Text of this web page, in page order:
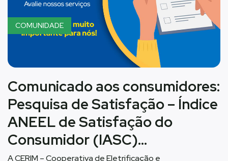
COMUNIDADE
Comunicado aos consumidores:
Pesquisa de Satisfação – Índice
ANEEL de Satisfação do
Consumidor (IASC)…
A CERIM – Cooperativa de Eletrificação e